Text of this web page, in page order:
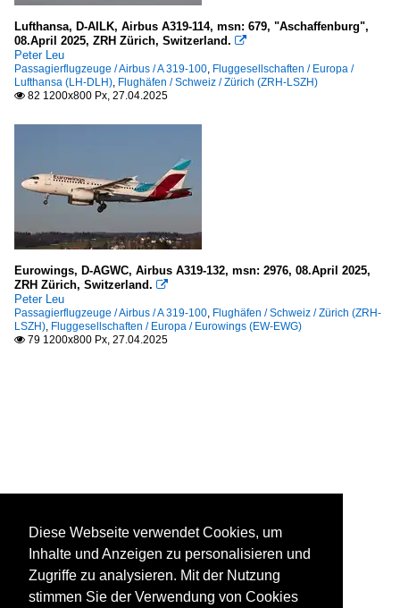
Lufthansa, D-AILK, Airbus A319-114, msn: 679, "Aschaffenburg",
08.April 2025, ZRH Zürich, Switzerland. 
Peter Leu
Passagierflugzeuge / Airbus / A 319-100, Fluggesellschaften / Europa /
Lufthansa (LH-DLH), Flughäfen / Schweiz / Zürich (ZRH-LSZH)
 82 1200x800 Px, 27.04.2025
Eurowings, D-AGWC, Airbus A319-132, msn: 2976, 08.April 2025,
ZRH Zürich, Switzerland. 
Peter Leu
Passagierflugzeuge / Airbus / A 319-100, Flughäfen / Schweiz / Zürich (ZRH-
LSZH), Fluggesellschaften / Europa / Eurowings (EW-EWG)
 79 1200x800 Px, 27.04.2025
Diese Webseite verwendet Cookies, um
Inhalte und Anzeigen zu personalisieren und
Zugriffe zu analysieren. Mit der Nutzung
stimmen Sie der Verwendung von Cookies